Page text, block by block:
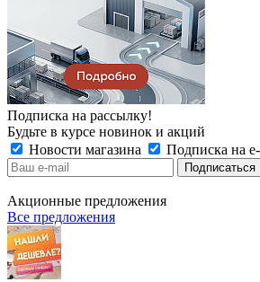
Подписка на рассылку!
Будьте в курсе новинок и акций
Новости магазина
Подписка на
Акционные предложения
Все предложения